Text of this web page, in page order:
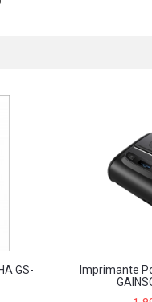
GS-
Imprimante